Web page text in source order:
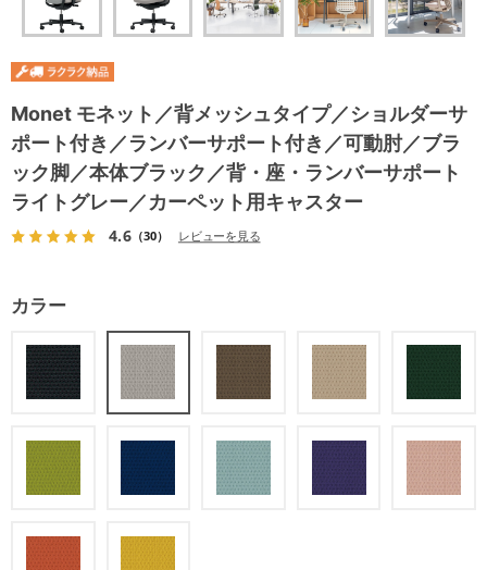
Monet モネット／背メッシュタイプ／ショルダーサ
ポート付き／ランバーサポート付き／可動肘／ブラ
ック脚／本体ブラック／背・座・ランバーサポート
ライトグレー／カーペット用キャスター
4.6（30） レビューを見る
カラー